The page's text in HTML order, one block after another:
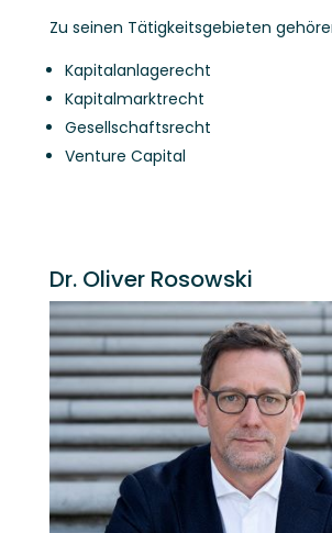
Zu seinen Tätigkeitsgebieten
Kapitalanlagerecht
Kapitalmarktrecht
Gesellschaftsrecht
Venture Capital
Dr. Oliver Rosowski